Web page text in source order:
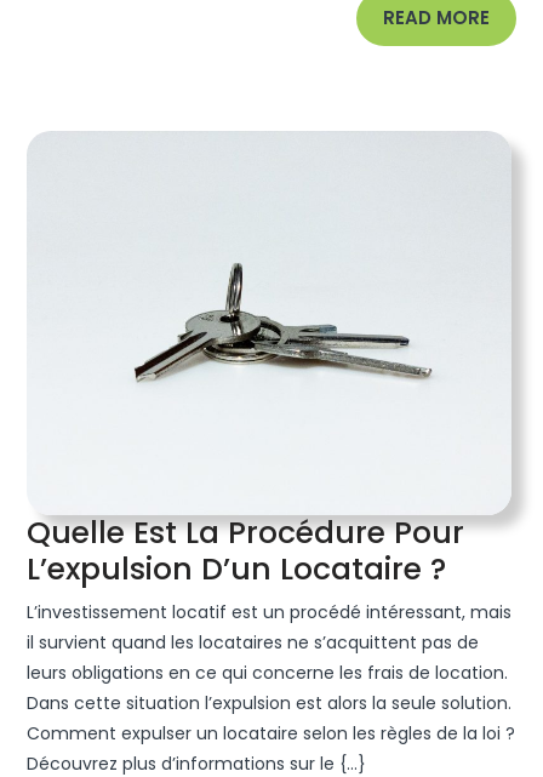
READ MORE READ
MORE
Quelle Est La Procédure Pour
L’expulsion D’un Locataire ?
Est
La
Pour
L’investissement locatif est un procédé intéressant, mais
il survient quand les locataires ne s’acquittent pas de
leurs obligations en ce qui concerne les frais de location.
Dans cette situation l’expulsion est alors la seule solution.
Comment expulser un locataire selon les règles de la loi ?
Découvrez plus d’informations sur le {...}